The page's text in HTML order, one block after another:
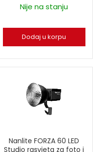
Nije na stanju
Dodaj u korpu
Nanlite FORZA 60 LED
Studio rasvjeta za foto i